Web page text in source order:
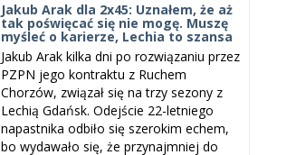
Jakub Arak dla 2x45: Uznałem, że aż
tak poświęcać się nie mogę. Muszę
myśleć o karierze, Lechia to szansa
Jakub Arak kilka dni po rozwiązaniu przez
PZPN jego kontraktu z Ruchem
Chorzów, związał się na trzy sezony z
Lechią Gdańsk. Odejście 22-letniego
napastnika odbiło się szerokim echem,
bo wydawało się, że przynajmniej do